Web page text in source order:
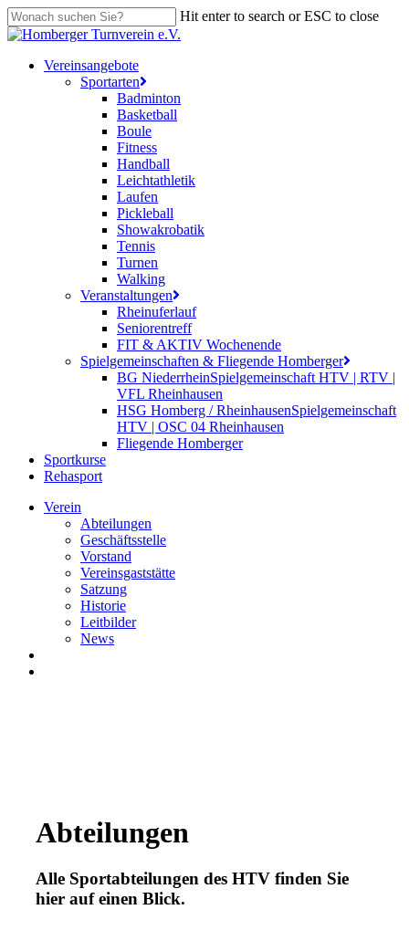
Skip
to
content
Hit enter to search or ESC to close
Close
search
Menu
Vereinsangebote
Sportarten
Badminton
Basketball
Boule
Fitness
Handball
Leichtathletik
Laufen
Pickleball
Showakrobatik
Tennis
Turnen
Walking
Veranstaltungen
Rheinuferlauf
Seniorentreff
FIT & AKTIV Wochenende
Spielgemeinschaften & Fliegende Homberger
BG NiederrheinSpielgemeinschaft HTV | RTV |
VFL Rheinhausen
HSG Homberg / RheinhausenSpielgemeinschaft
HTV | OSC 04 Rheinhausen
Fliegende Homberger
Sportkurse
Rehasport
Verein
Abteilungen
Geschäftsstelle
Vorstand
Vereinsgaststätte
Satzung
Historie
Leitbilder
News
Abteilungen
Alle Sportabteilungen des HTV finden Sie
hier auf einen Blick.